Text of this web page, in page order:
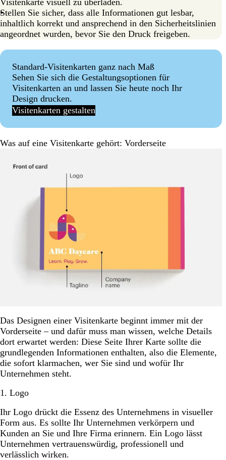
Visitenkarte visuell zu überladen.
Stellen Sie sicher, dass alle Informationen gut lesbar,
inhaltlich korrekt und ansprechend in den Sicherheitslinien
angeordnet wurden, bevor Sie den Druck freigeben.
Standard-Visitenkarten ganz nach Maß
Sehen Sie sich die Gestaltungsoptionen für
Visitenkarten an und lassen Sie heute noch Ihr
Design drucken.
Visitenkarten gestalten
Was auf eine Visitenkarte gehört: Vorderseite
Das Designen einer Visitenkarte beginnt immer mit der
Vorderseite – und dafür muss man wissen, welche Details
dort erwartet werden: Diese Seite Ihrer Karte sollte die
grundlegenden Informationen enthalten, also die Elemente,
die sofort klarmachen, wer Sie sind und wofür Ihr
Unternehmen steht.
1. Logo
Ihr Logo drückt die Essenz des Unternehmens in visueller
Form aus. Es sollte Ihr Unternehmen verkörpern und
Kunden an Sie und Ihre Firma erinnern. Ein Logo lässt
Unternehmen vertrauenswürdig, professionell und
verlässlich wirken.